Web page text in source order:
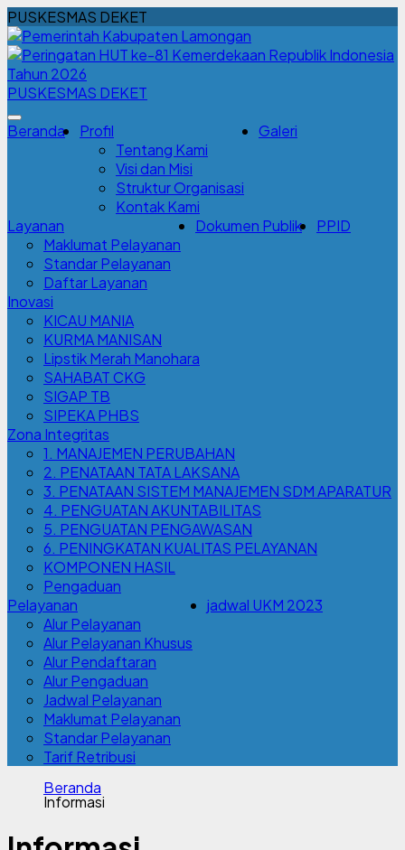
PUSKESMAS DEKET
PUSKESMAS DEKET
Beranda
Profil
Tentang Kami
Visi dan Misi
Struktur Organisasi
Kontak Kami
Galeri
Layanan
Maklumat Pelayanan
Standar Pelayanan
Daftar Layanan
Dokumen Publik PPID
Inovasi
KICAU MANIA
KURMA MANISAN
Lipstik Merah Manohara
SAHABAT CKG
SIGAP TB
SIPEKA PHBS
Zona Integritas
1. MANAJEMEN PERUBAHAN
2. PENATAAN TATA LAKSANA
3. PENATAAN SISTEM MANAJEMEN SDM APARATUR
4. PENGUATAN AKUNTABILITAS
5. PENGUATAN PENGAWASAN
6. PENINGKATAN KUALITAS PELAYANAN
KOMPONEN HASIL
Pengaduan
Pelayanan
Alur Pelayanan
Alur Pelayanan Khusus
Alur Pendaftaran
Alur Pengaduan
Jadwal Pelayanan
Maklumat Pelayanan
Standar Pelayanan
Tarif Retribusi
jadwal UKM 2023
Beranda
Informasi